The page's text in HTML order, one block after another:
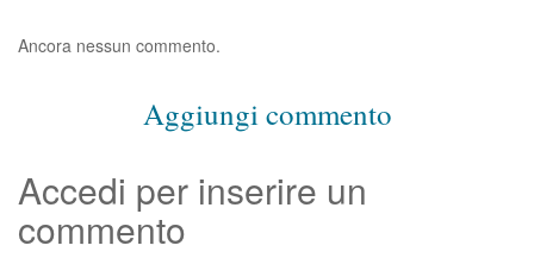
Ancora nessun commento.
Aggiungi commento
Accedi per inserire un
commento